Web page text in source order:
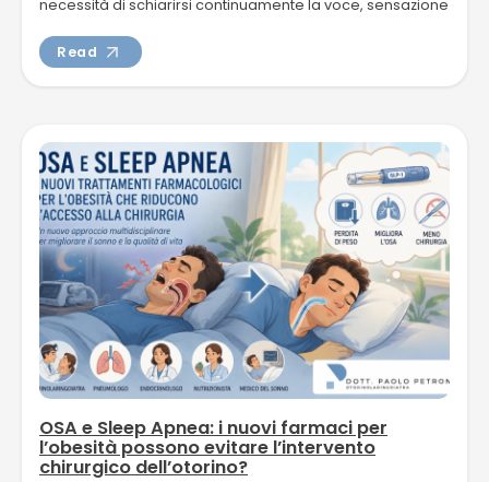
necessità di schiarirsi continuamente la voce, sensazione
Read
OSA e Sleep Apnea: i nuovi farmaci per
l’obesità possono evitare l’intervento
chirurgico dell’otorino?